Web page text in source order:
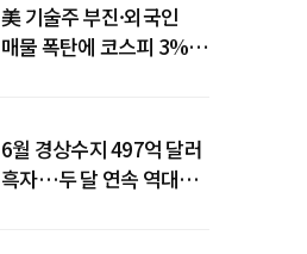
美 기술주 부진·외국인
매물 폭탄에 코스피 3%대
6월 경상수지 497억 달러
흑자…두 달 연속 역대